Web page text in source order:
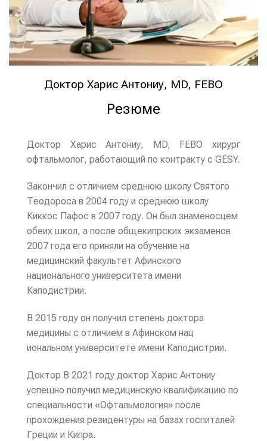
Доктор Харис Антониу, MD, FEBO
Резюме
Доктор Харис Антониу, MD, FEBO хирург
офтальмолог, работающий по контракту с GESY.
Закончил с отличием среднюю школу Святого
Теодороса в 2004 году и среднюю школу
Киккос Пафос в 2007 году. Он был знаменосцем
обеих школ, а после общекипрских экзаменов
2007 года его приняли на обучение на
медицинский факультет Афинского
национального университета имени
Каподистрии.
В 2015 году он получил степень доктора
медицины с отличием в Афинском нац
иональном университете имени Каподистрии.
Доктор В 2021 году доктор Харис Антониу
успешно получил медицинскую квалификацию по
специальности «Офтальмология» после
прохождения резидентуры на базах госпиталей
Греции и Кипра.